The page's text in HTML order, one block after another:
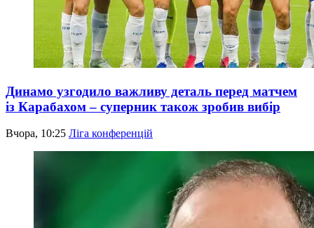
Динамо узгодило важливу деталь перед матчем
із Карабахом – суперник також зробив вибір
Вчора, 10:25 Ліга конференцій